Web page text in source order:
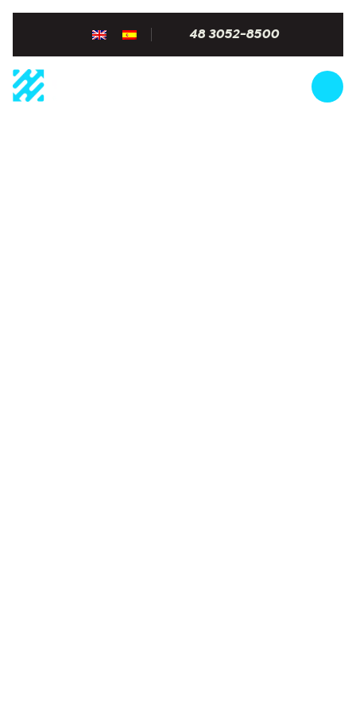
48 3052-8500